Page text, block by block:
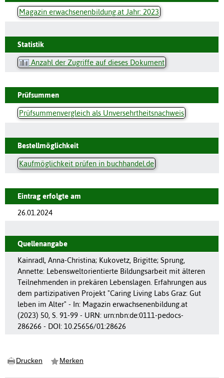
Magazin erwachsenenbildung.at Jahr: 2023
Statistik
Anzahl der Zugriffe auf dieses Dokument
Prüfsummen
Prüfsummenvergleich als Unversehrtheitsnachweis
Bestellmöglichkeit
Kaufmöglichkeit prüfen in buchhandel.de
Eintrag erfolgte am
26.01.2024
Quellenangabe
Kainradl, Anna-Christina; Kukovetz, Brigitte; Sprung,
Annette: Lebensweltorientierte Bildungsarbeit mit älteren
Teilnehmenden in prekären Lebenslagen. Erfahrungen aus
dem partizipativen Projekt "Caring Living Labs Graz: Gut
leben im Alter" - In: Magazin erwachsenenbildung.at
(2023) 50, S. 91-99 - URN: urn:nbn:de:0111-pedocs-
286266 - DOI: 10.25656/01:28626
Drucken Merken